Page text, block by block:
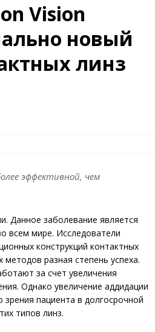
Vision
новый
линз
эффективной, чем
Данное заболевание является
всем мире. Исследователи
конструкций контактных
разная степень успеха.
за счет увеличения
Однако увеличение аддидации
пациента в долгосрочной
типов линз.